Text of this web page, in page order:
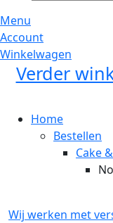
Menu
Account
Winkelwagen
Verder
Home
Bestellen
Cake
Wij werken met